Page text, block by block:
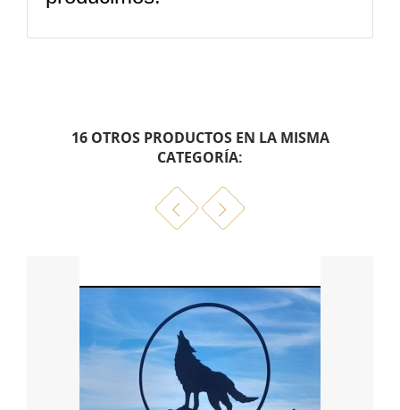
16 OTROS PRODUCTOS EN LA MISMA
CATEGORÍA: